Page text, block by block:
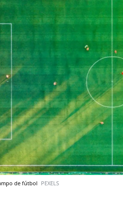
de fútbol PEXELS